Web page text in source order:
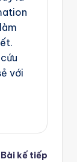
với
Bài kế tiếp